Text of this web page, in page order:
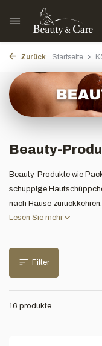
Zurück Startseite
Beauty-
Beauty-Produkte wie
schuppige
nach Hause zurückkehren.
Lesen Sie mehr
Filter
16 produkte